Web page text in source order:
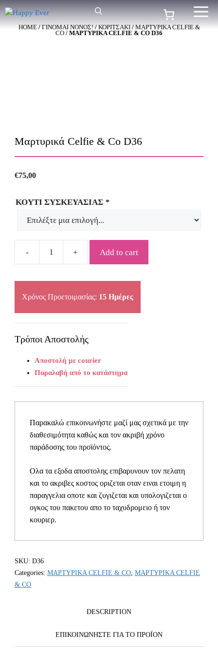
Μετάβαση
σε
περιεχόμενο
HOME/ΓΙΝΟΜΑΙ ΝΟΝΟΣ!/ΚΟΡΙΤΣΑΚΙ/ΜΑΡΤΥΡΙΚΑ CELFIE &
CO / ΜΑΡΤΥΡΙΚΆ CELFIE & CO D36
Μαρτυρικά Celfie & Co D36
€75,00
ΚΟΥΤΙ ΣΥΣΚΕΥΑΣΙΑΣ *
Μαρτυρικά
&
Co
Add to cart
Χρόνος Προετοιμασίας: 15 Ημέρες
Τρόποι Αποστολής
Αποστολή με courier
Παραλαβή από το κατάστημα
Παρακαλώ επικοινωνήστε μαζί μας σχετικά με την
διαθεσιμότητα καθώς και τον ακριβή χρόνο
παράδοσης του προϊόντος.
Ολα τα εξοδα αποστολης επιβαρυνουν τον πελατη
και το ακριβες κοστος οριζεται οταν ειναι ετοιμη η
παραγγελια οποτε και ζυγιζεται και υπολογιζεται ο
ογκος του πακετου απο το ταχυδρομειο ή τον
κουριερ.
SKU: D36
Categories: ΜΑΡΤΥΡΙΚΑ CELFIE & CO, ΜΑΡΤΥΡΙΚΑ CELFIE
& CO
DESCRIPTION
ΕΠΙΚΟΙΝΩΝΗΣΤΕ ΓΙΑ ΤΟ ΠΡΟΪOΝ